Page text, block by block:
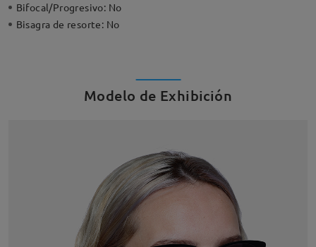
Bifocal/Progresivo: No
Bisagra de resorte: No
Modelo de Exhibición